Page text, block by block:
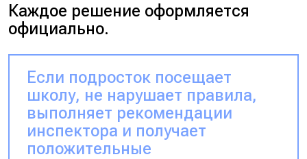
Каждое решение оформляется
официально.
Если подросток посещает
школу, не нарушает правила,
выполняет рекомендации
инспектора и получает
положительные